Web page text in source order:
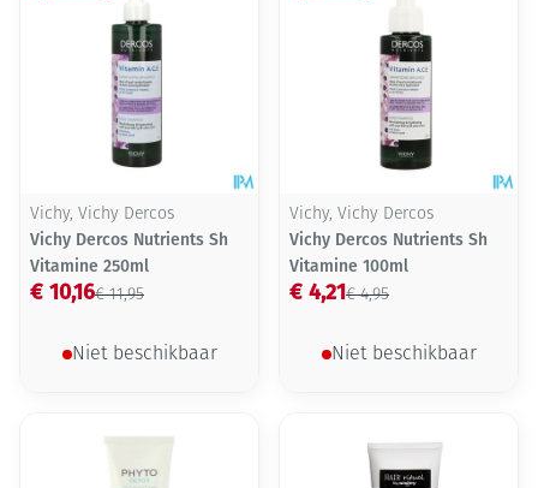
Vichy, Vichy Dercos
Vichy Dercos Nutrients Sh
Vitamine 250ml
€ 11,95
€ 10,16
Niet beschikbaar
Vichy, Vichy Dercos
Vichy Dercos Nutrients Sh
Vitamine 100ml
€ 4,95
€ 4,21
Niet beschikbaar